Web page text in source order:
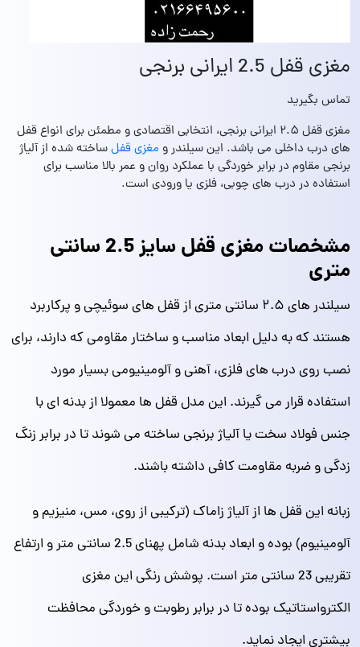
مغزی قفل 2.5 ایرانی برنجی
تماس بگیرید
مغزی قفل ۲.۵ ایرانی برنجی، انتخابی اقتصادی و مطمئن برای انواع قفل
های درب داخلی می باشد. این سیلندر و مغزی قفلساخته شده از آلیاژ
برنجی مقاوم در برابر خوردگی با عملکرد روان و عمر بالا مناسب برای
استفاده در درب‌ های چوبی، فلزی یا ورودی‌ است.
مشخصات مغزی قفل سایز 2.5 سانتی
متری
سیلندر های ۲.۵ سانتی متری از قفل های سوئیچی و پرکاربرد
هستند که به دلیل ابعاد مناسب و ساختار مقاومی که دارند، برای
نصب روی درب‌ های فلزی، آهنی و آلومینیومی بسیار مورد
استفاده قرار می گیرند. این مدل قفل‌ ها معمولا از بدنه ای با
جنس فولاد سخت یا آلیاژ برنجی ساخته می شوند تا در برابر زنگ‌
زدگی و ضربه مقاومت کافی داشته باشند.
زبانه این قفل ها از آلیاژ زاماک (ترکیبی از روی، مس، منیزیم و
آلومینیوم) بوده و ابعاد بدنه شامل پهنای 2.5 سانتی متر و ارتفاع
تقریبی 23 سانتی متر است. پوشش رنگی این مغزی
الکترواستاتیک بوده تا در برابر رطوبت و خوردگی محافظت
بیشتری ایجاد نماید.